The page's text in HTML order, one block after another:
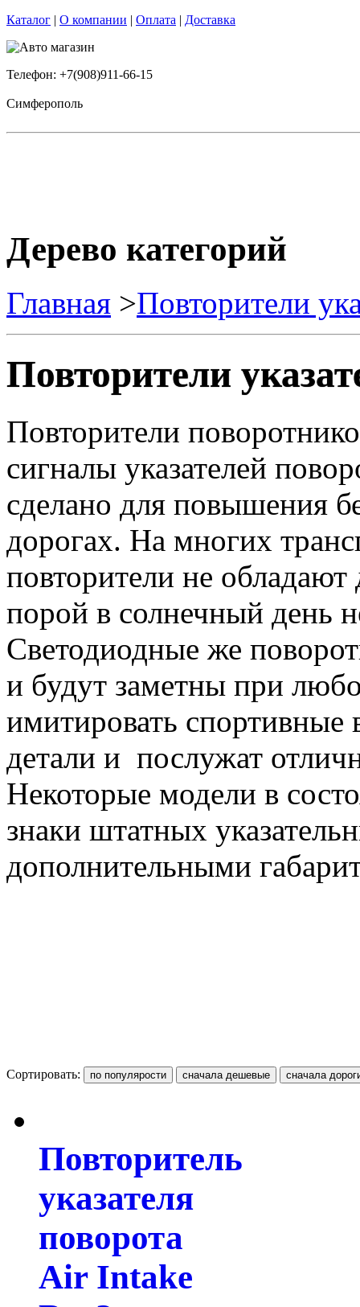
Каталог | О компании | Оплата | Доставка
Телефон: +7(908)911-66-15
Симферополь
Дерево категорий
Главная >Повторители
Повторители
Повторители
сигналы указателей
сделано для повышения
дорогах. На многих
повторители не
порой в солнечный день
Светодиодные же
и будут заметны при
имитировать спортивные
детали и послужат
Некоторые модели в
знаки штатных
дополнительными
Сортировать:
Повторитель
указателя
поворота
Air Intake